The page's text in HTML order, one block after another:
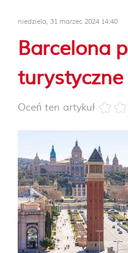
niedziela, 31 marzec 2024 14:40
Barcelona
turystyczne
Oceń ten artykuł